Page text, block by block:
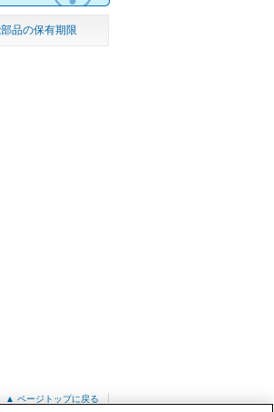
品の保有期限
▲ ページトップに戻る